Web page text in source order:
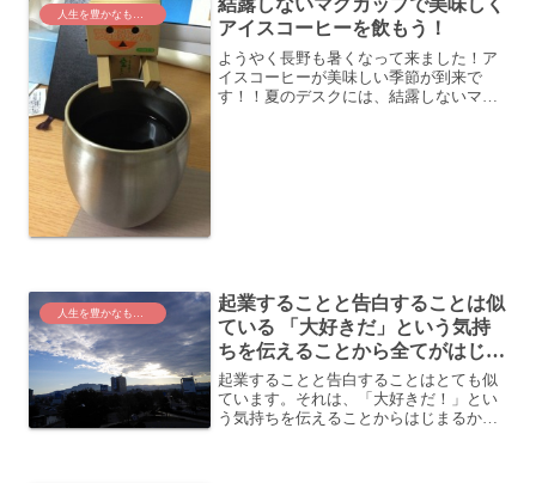
のつもりで本文はお読みく...
人生を豊かなものに
結露しないマグカップで美味しく
アイスコーヒーを飲もう！
ようやく長野も暑くなって来ました！ア
イスコーヒーが美味しい季節が到来で
す！！夏のデスクには、結露しないマグ
起業することと告白することは似
ている 「大好きだ」という気持
ちを伝えることから全てがはじま
る
起業することと告白することはとても似
ています。それは、「大好きだ！」とい
う気持ちを伝えることからはじまるから